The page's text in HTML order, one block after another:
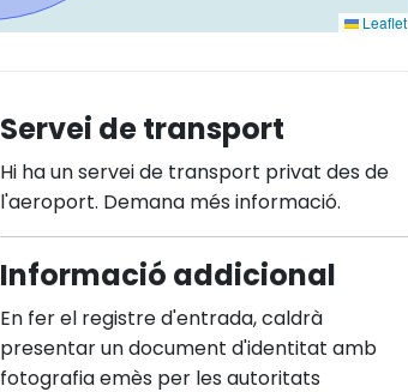
Leaflet
Servei de transport
Hi ha un servei de transport privat des de
l'aeroport. Demana més informació.
Informació addicional
En fer el registre d'entrada, caldrà
presentar un document d'identitat amb
fotografia emès per les autoritats